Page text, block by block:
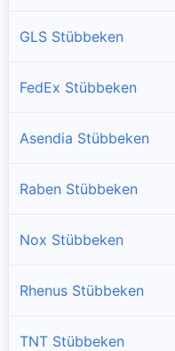
GLS Stübbeken
FedEx Stübbeken
Asendia Stübbeken
Raben Stübbeken
Nox Stübbeken
Rhenus Stübbeken
TNT Stübbeken